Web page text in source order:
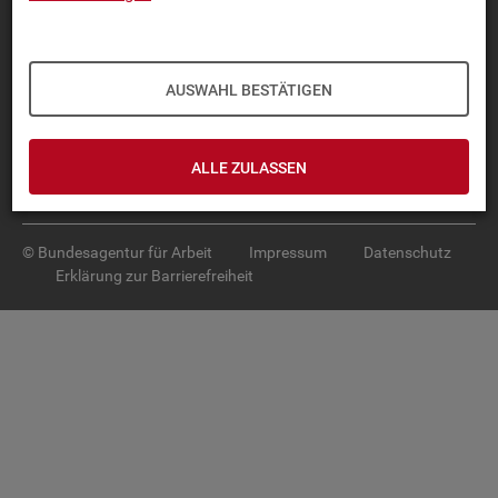
AUSWAHL BESTÄTIGEN
ALLE ZULASSEN
TOP-PRO­DUK­TE
SER­VICE
© Bundesagentur für Arbeit Impressum
Datenschutz
Erklärung zur Barrierefreiheit